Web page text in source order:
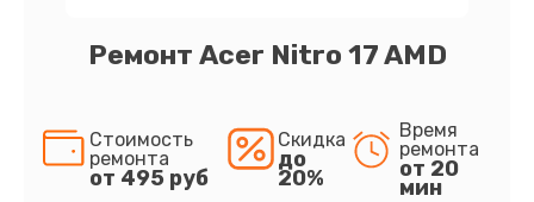
Ремонт Acer Nitro 17 AMD
Стоимость
ремонта
от 495 руб
Скидка
до
20%
Время
ремонта
от 20
мин